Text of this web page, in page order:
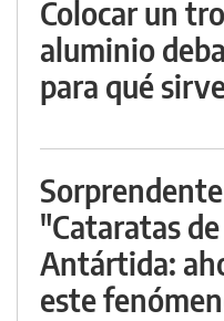
Colocar un
aluminio
para qué
"Cataratas
Antártida:
este